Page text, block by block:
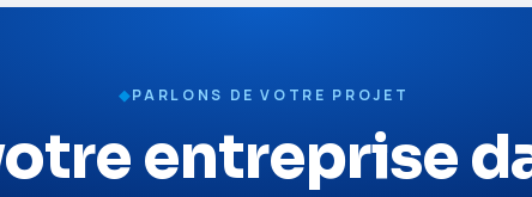
◆PARLONS DE VOTRE PROJET
entreprise